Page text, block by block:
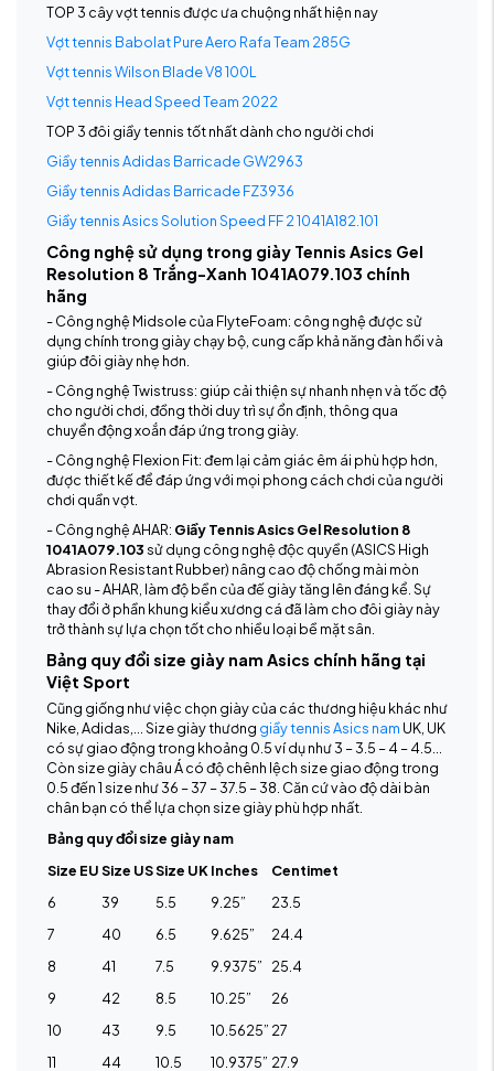
TOP 3 cây vợt tennis được ưa chuộng nhất hiện nay
Vợt tennis Babolat Pure Aero Rafa Team 285G
Vợt tennis Wilson Blade V8 100L
Vợt tennis Head Speed Team 2022
TOP 3 đôi giầy tennis tốt nhất dành cho người chơi
Giầy tennis Adidas Barricade GW2963
Giầy tennis Adidas Barricade FZ3936
Giầy tennis Asics Solution Speed FF 2 1041A182.101
Công nghệ sử dụng trong giày Tennis Asics Gel
Resolution 8 Trắng-Xanh 1041A079.103 chính
hãng
- Công nghệ Midsole của FlyteFoam: công nghệ được sử
dụng chính trong giày chạy bộ, cung cấp khả năng đàn hồi và
giúp đôi giày nhẹ hơn.
- Công nghệ Twistruss: giúp cải thiện sự nhanh nhẹn và tốc độ
cho người chơi, đồng thời duy trì sự ổn định, thông qua
chuyển động xoắn đáp ứng trong giày.
- Công nghệ Flexion Fit: đem lại cảm giác êm ái phù hợp hơn,
được thiết kế để đáp ứng với mọi phong cách chơi của người
chơi quần vợt.
- Công nghệ AHAR: Giầy Tennis Asics Gel Resolution 8
1041A079.103sử dụng công nghệ độc quyền (ASICS High
Abrasion Resistant Rubber) nâng cao độ chống mài mòn
cao su - AHAR, làm độ bền của đế giày tăng lên đáng kể. Sự
thay đổi ở phần khung kiểu xương cá đã làm cho đôi giày này
trở thành sự lựa chọn tốt cho nhiều loại bề mặt sân.
Bảng quy đổi size giày nam Asics chính hãng tại
Việt Sport
Cũng giống như việc chọn giày của các thương hiệu khác như
Nike, Adidas,... Size giày thương giầy tennis Asics nam UK, UK
có sự giao động trong khoảng 0.5 ví dụ như 3 – 3.5 – 4 – 4.5…
Còn size giày châu Á có độ chênh lệch size giao động trong
0.5 đến 1 size như 36 – 37 – 37.5 – 38. Căn cứ vào độ dài bàn
chân bạn có thể lựa chọn size giày phù hợp nhất.
Bảng quy đổi size giày nam
Size EUSize USSize UK Inches
Centimet
6
39 5.5 9.25”
23.5
7
40 6.5 9.625”
24.4
8
41 7.5 9.9375”
25.4
9
42 8.5 10.25”
26
10
43 9.5 10.5625” 27
11
44 10.5 10.9375” 27.9